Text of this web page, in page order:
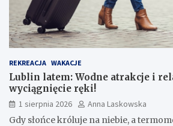
REKREACJA WAKACJE
Lublin latem: Wodne atrakcje i
wyciągnięcie ręki!
1 sierpnia 2026
Anna Laskowska
Gdy słońce króluje na niebie, a